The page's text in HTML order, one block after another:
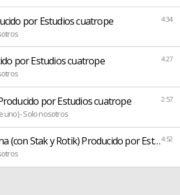
4:34
por Estudios cuatrope
4:27
por Estudios cuatrope
2:57
por Estudios cuatrope
uno) - Solo nosotros
4:52
(con Stak y Rotik) Producido por